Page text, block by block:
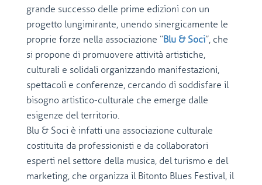
grande successo delle prime edizioni con un
progetto lungimirante, unendo sinergicamente le
proprie forze nella associazione “Blu & Soci”, che
si propone di promuovere attività artistiche,
culturali e solidali organizzando manifestazioni,
spettacoli e conferenze, cercando di soddisfare il
bisogno artistico-culturale che emerge dalle
esigenze del territorio.
Blu & Soci è infatti una associazione culturale
costituita da professionisti e da collaboratori
esperti nel settore della musica, del turismo e del
marketing, che organizza il Bitonto Blues Festival, il